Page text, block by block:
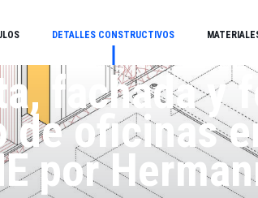
DETALLES CONSTRUCTIVOS
fachada y
de oficinas
por